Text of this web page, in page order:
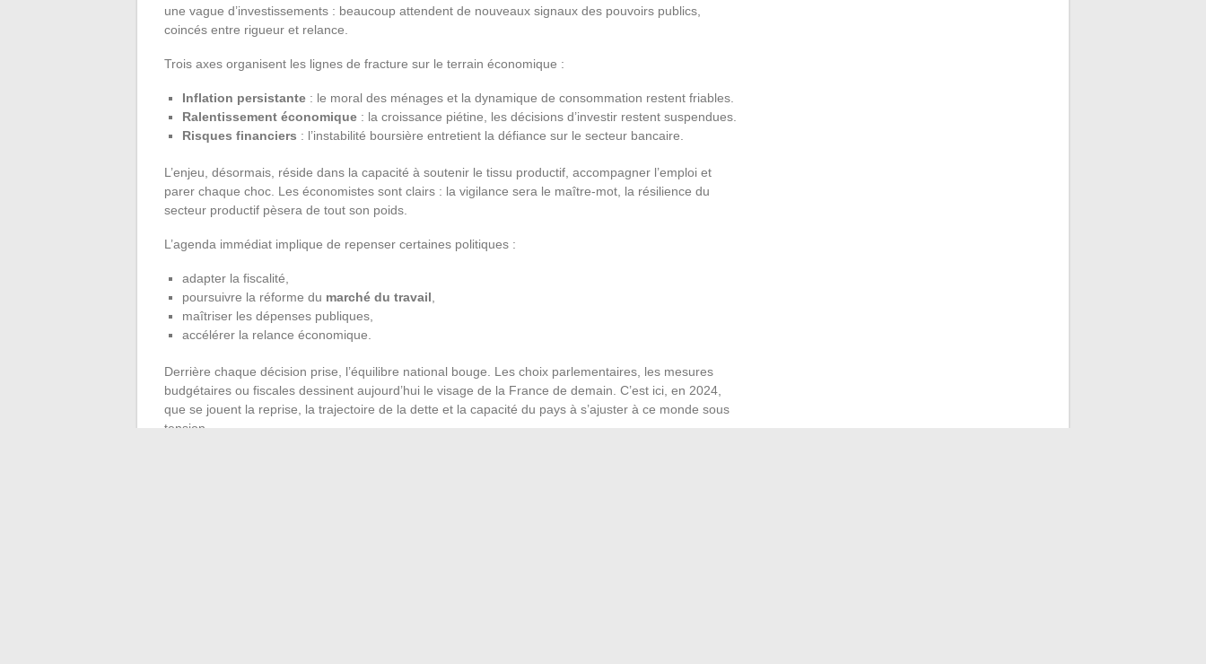
une vague d’investissements : beaucoup attendent de nouveaux signaux des pouvoirs publics,
coincés entre rigueur et relance.
Trois axes organisent les lignes de fracture sur le terrain économique :
Inflation persistante : le moral des ménages et la dynamique de consommation restent friables.
Ralentissement économique : la croissance piétine, les décisions d’investir restent suspendues.
Risques financiers : l’instabilité boursière entretient la défiance sur le secteur bancaire.
L’enjeu, désormais, réside dans la capacité à soutenir le tissu productif, accompagner l’emploi et
parer chaque choc. Les économistes sont clairs : la vigilance sera le maître-mot, la résilience du
secteur productif pèsera de tout son poids.
L’agenda immédiat implique de repenser certaines politiques :
adapter la fiscalité,
poursuivre la réforme du marché du travail
maîtriser les dépenses publiques,
accélérer la relance économique.
Derrière chaque décision prise, l’équilibre national bouge. Les choix parlementaires, les mesures
budgétaires ou fiscales dessinent aujourd’hui le visage de la France de demain. C’est ici, en 2024,
que se jouent la reprise, la trajectoire de la dette et la capacité du pays à s’ajuster à ce monde sous
tension.